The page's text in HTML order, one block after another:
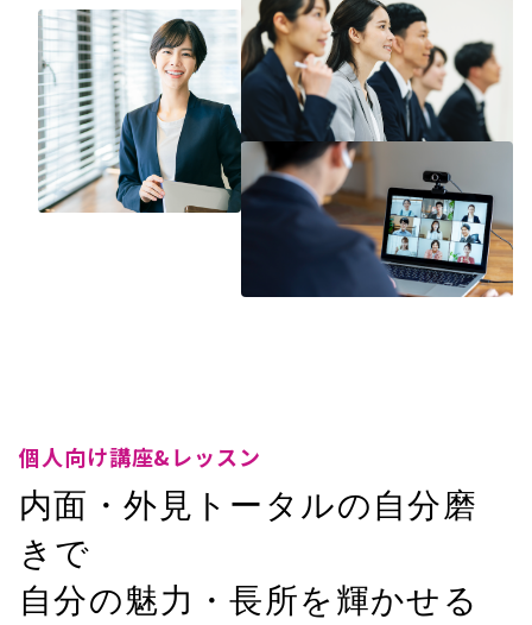
個人向け講座&レッスン
内面・外見トータルの自分磨
きで
自分の魅力・長所を輝かせる